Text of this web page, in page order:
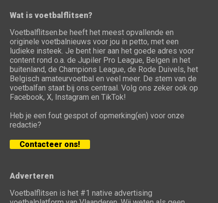
Wat is voetbalflitsen?
Voetbalflitsen.be heeft het meest opvallende en
originele voetbalnieuws voor jou in petto, met een
ludieke insteek. Je bent hier aan het goede adres voor
content rond o.a. de Jupiler Pro League, Belgen in het
buitenland, de Champions League, de Rode Duivels, het
Belgisch amateurvoetbal en veel meer. De stem van de
voetbalfan staat bij ons centraal. Volg ons zeker ook op
Facebook, X, Instagram en TikTok!
Heb je een fout gespot of opmerking(en) voor onze
redactie?
Contacteer ons!
Adverteren
Voetbalflitsen is het #1 native advertising